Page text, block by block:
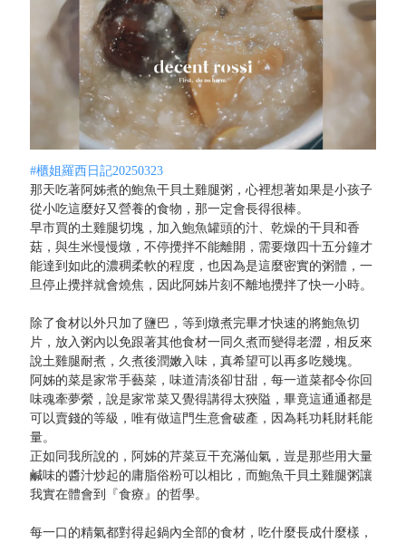
#櫃姐羅西日記20250323
那天吃著阿姊煮的鮑魚干貝土雞腿粥，心裡想著如果是小孩子
從小吃這麼好又營養的食物，那一定會長得很棒。
早市買的土雞腿切塊，加入鮑魚罐頭的汁、乾燥的干貝和香
菇，與生米慢慢燉，不停攪拌不能離開，需要燉四十五分鐘才
能達到如此的濃稠柔軟的程度，也因為是這麼密實的粥體，一
旦停止攪拌就會燒焦，因此阿姊片刻不離地攪拌了快一小時。
除了食材以外只加了鹽巴，等到燉煮完畢才快速的將鮑魚切
片，放入粥內以免跟著其他食材一同久煮而變得老澀，相反來
說土雞腿耐煮，久煮後潤嫩入味，真希望可以再多吃幾塊。
阿姊的菜是家常手藝菜，味道清淡卻甘甜，每一道菜都令你回
味魂牽夢縈，說是家常菜又覺得講得太狹隘，畢竟這通通都是
可以賣錢的等級，唯有做這門生意會破產，因為耗功耗財耗能
量。
正如同我所說的，阿姊的芹菜豆干充滿仙氣，豈是那些用大量
鹹味的醬汁炒起的庸脂俗粉可以相比，而鮑魚干貝土雞腿粥讓
我實在體會到『食療』的哲學。
每一口的精氣都對得起鍋內全部的食材，吃什麼長成什麼樣，